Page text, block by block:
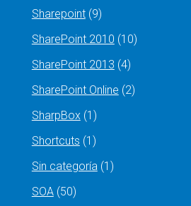
Sharepoint(9)
SharePoint 2010 (10)
SharePoint 2013 (4)
SharePoint Online (2)
SharpBox(1)
Shortcuts (1)
Sin categoría(1)
SOA(50)